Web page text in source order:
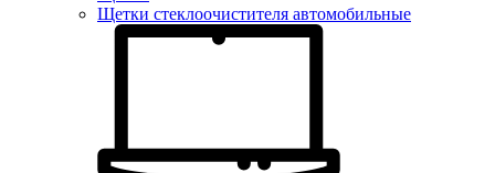
Щетки стеклоочистителя автомобильные